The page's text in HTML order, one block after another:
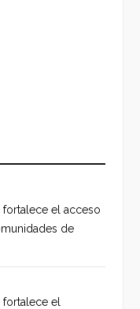
fortalece el acceso
de
fortalece el